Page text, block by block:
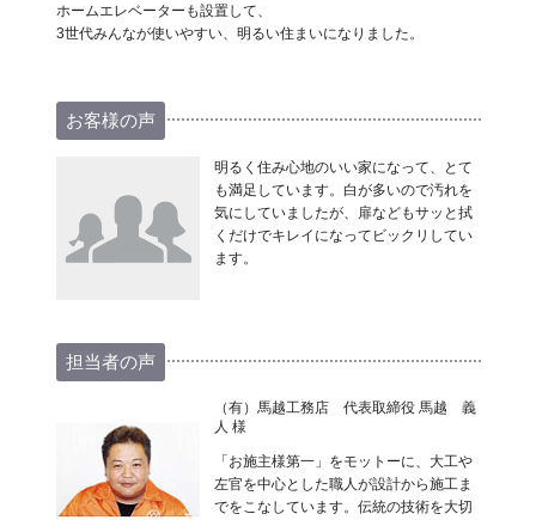
ホームエレベーターも設置して、
3世代みんなが使いやすい、明るい住まいになりました。
お客様の声
明るく住み心地のいい家になって、とて
も満足しています。白が多いので汚れを
気にしていましたが、扉などもサッと拭
くだけでキレイになってビックリしてい
ます。
担当者の声
（有）馬越工務店 代表取締役 馬越 義
人 様
「お施主様第一」をモットーに、大工や
左官を中心とした職人が設計から施工ま
でをこなしています。伝統の技術を大切